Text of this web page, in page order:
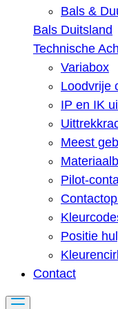
Bals &
Bals Duitsland
Technische
Variabox
Loodvrije
IP en IK
Meest
Pilot-
Positie
Contact